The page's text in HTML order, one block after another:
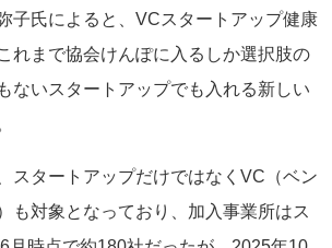
子氏によると、VCスタートアップ健康
れまで協会けんぽに入るしか選択肢の
ないスタートアップでも入れる新しい
スタートアップだけではなくVC（ベン
も対象となっており、加入事業所はス